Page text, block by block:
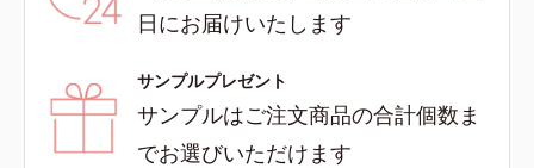
日にお届けいたします
サンプルプレゼント
サンプルはご注文商品の合計個数ま
でお選びいただけます